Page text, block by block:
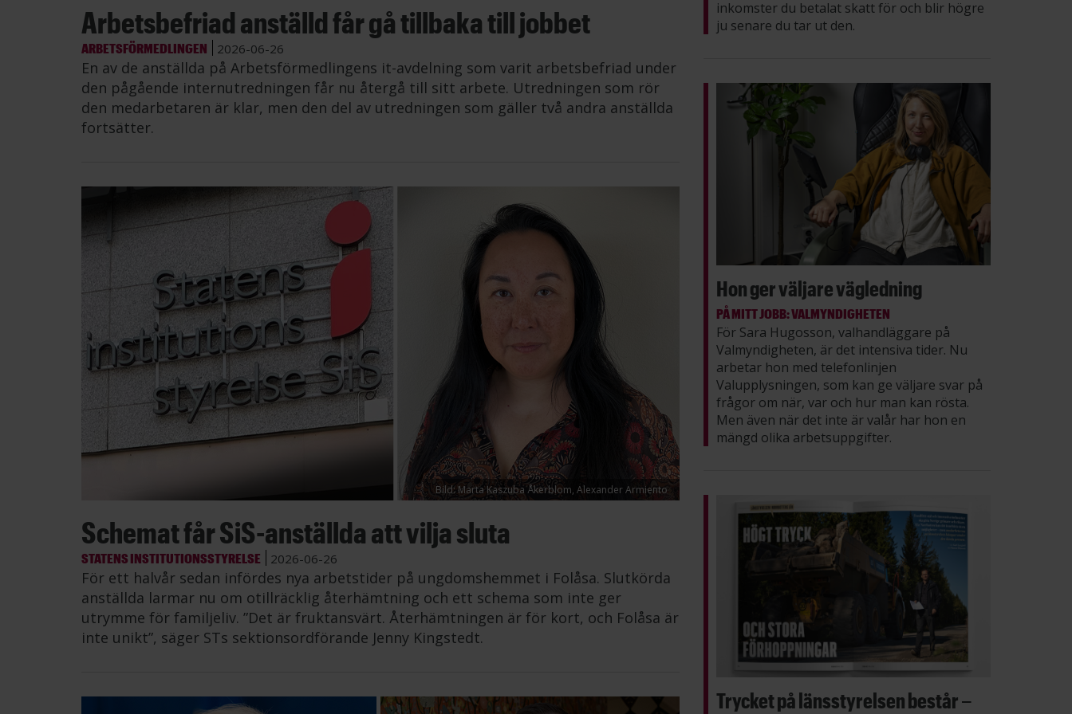
Arbetsbefriad anställd får gå tillbaka till jobbet
ARBETSFÖRMEDLINGEN 2026-06-26
En av de anställda på Arbetsförmedlingens it-avdelning som varit arbetsbefriad under
den pågående internutredningen får nu återgå till sitt arbete. Utredningen som rör
den medarbetaren är klar, men den del av utredningen som gäller två andra anställda
fortsätter.
Bild: Marta Kaszuba Åkerblom, Alexander Armiento
Schemat får SiS-anställda att vilja sluta
STATENS INSTITUTIONSSTYRELSE 2026-06-26
För ett halvår sedan infördes nya arbetstider på ungdomshemmet i Folåsa. Slutkörda
anställda larmar nu om otillräcklig återhämtning och ett schema som inte ger
utrymme för familjeliv. ”Det är fruktansvärt. Återhämtningen är för kort, och Folåsa är
inte unikt”, säger STs sektionsordförande Jenny Kingstedt.
inkomster du betalat skatt för och blir högre
ju senare du tar ut den.
Hon ger väljare vägledning
PÅ MITT JOBB: VALMYNDIGHETEN
För Sara Hugosson, valhandläggare på
Valmyndigheten, är det intensiva tider. Nu
arbetar hon med telefonlinjen
Valupplysningen, som kan ge väljare svar på
frågor om när, var och hur man kan rösta.
Men även när det inte är valår har hon en
mängd olika arbetsuppgifter.
Trycket på länsstyrelsen består –